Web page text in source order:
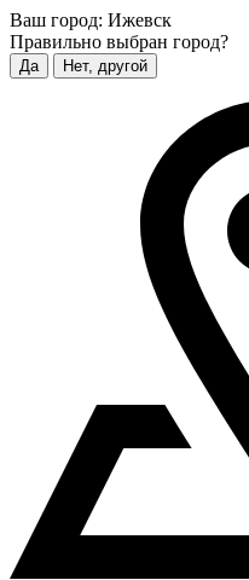
Ваш город: Ижевск
Правильно выбран город?
Да Нет, другой